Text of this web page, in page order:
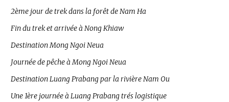
2ème jour de trek dans la forêt de Nam Ha
Fin du trek et arrivée à Nong Khiaw
Destination Mong Ngoi Neua
Journée de pêche à Mong Ngoi Neua
Destination Luang Prabang par la rivière Nam Ou
Une 1ère journée à Luang Prabang trés logistique